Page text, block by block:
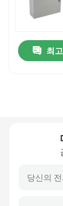
네트워크
ODF 플러그
광섬유 분
최